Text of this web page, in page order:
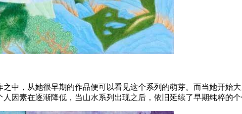
中，从她很早期的作品便可以看⻅这个系列的萌芽。而当她开
因素在逐渐降低，当山水系列出现之后，依旧延续了早期纯粹的